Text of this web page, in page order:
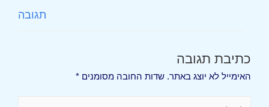
תגובה
כתיבת תגובה
האימייל לא יוצג באתר. שדות החובה מסומנים *